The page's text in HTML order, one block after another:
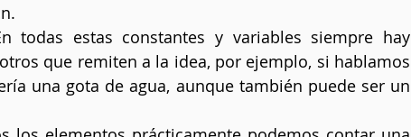
todas estas constantes y variables siempre hay
que remiten a la idea, por ejemplo, si hablamos
una gota de agua, aunque también puede ser un